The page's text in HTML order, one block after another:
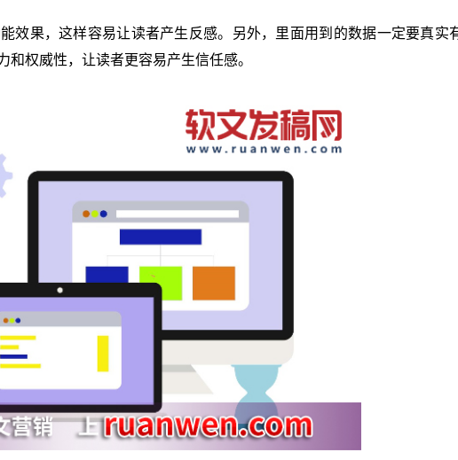
效果，这样容易让读者产生反感。另外，里面用到的数据一定要真实
权威性，让读者更容易产生信任感。